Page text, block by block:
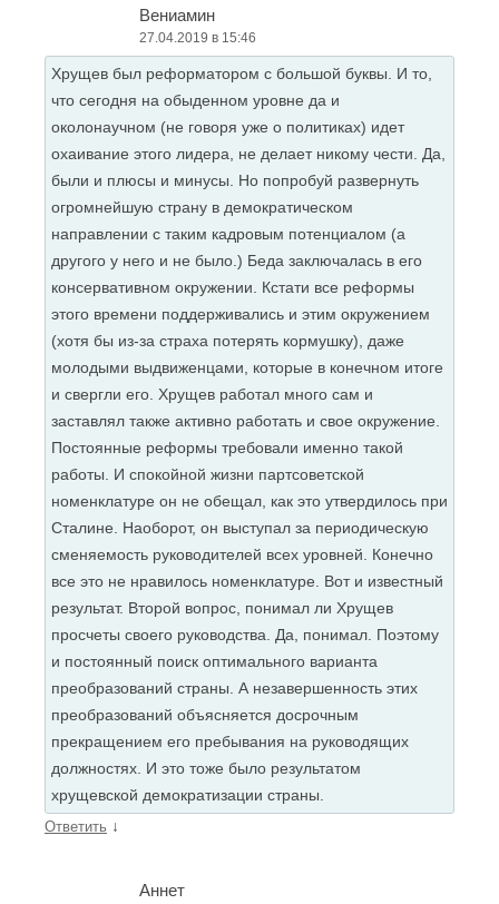
Вениамин
27.04.2019 в 15:46
Хрущев был реформатором с большой буквы. И то,
что сегодня на обыденном уровне да и
околонаучном (не говоря уже о политиках) идет
охаивание этого лидера, не делает никому чести. Да,
были и плюсы и минусы. Но попробуй развернуть
огромнейшую страну в демократическом
направлении с таким кадровым потенциалом (а
другого у него и не было.) Беда заключалась в его
консервативном окружении. Кстати все реформы
этого времени поддерживались и этим окружением
(хотя бы из-за страха потерять кормушку), даже
молодыми выдвиженцами, которые в конечном итоге
и свергли его. Хрущев работал много сам и
заставлял также активно работать и свое окружение.
Постоянные реформы требовали именно такой
работы. И спокойной жизни партсоветской
номенклатуре он не обещал, как это утвердилось при
Сталине. Наоборот, он выступал за периодическую
сменяемость руководителей всех уровней. Конечно
все это не нравилось номенклатуре. Вот и известный
результат. Второй вопрос, понимал ли Хрущев
просчеты своего руководства. Да, понимал. Поэтому
и постоянный поиск оптимального варианта
преобразований страны. А незавершенность этих
преобразований объясняется досрочным
прекращением его пребывания на руководящих
должностях. И это тоже было результатом
хрущевской демократизации страны.
Ответить ↓
Аннет